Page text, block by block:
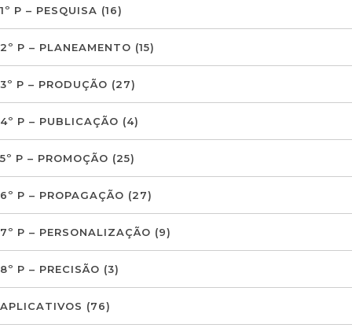
1º P – PESQUISA (16)
2º P – PLANEAMENTO (15)
3º P – PRODUÇÃO (27)
4º P – PUBLICAÇÃO (4)
5º P – PROMOÇÃO (25)
6º P – PROPAGAÇÃO (27)
7º P – PERSONALIZAÇÃO (9)
8º P – PRECISÃO (3)
APLICATIVOS (76)